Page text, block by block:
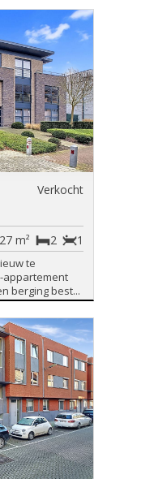
Verkocht
1
2
m²
te
appartement
berging best...